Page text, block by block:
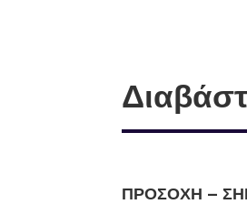
ΠΡΟΣΟΧΗ –